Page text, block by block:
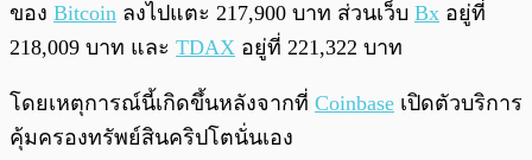
ของ Bitcoin ลงไปแตะ 217,900 บาท ส่วนเว็บ Bx อยู่ที่
218,009 บาท และ TDAX อยู่ที่ 221,322 บาท
โดยเหตุการณ์นี้เกิดขึ้นหลังจากที่ Coinbase เปิดตัวบริการ
คุ้มครองทรัพย์สินคริปโตนั่นเอง